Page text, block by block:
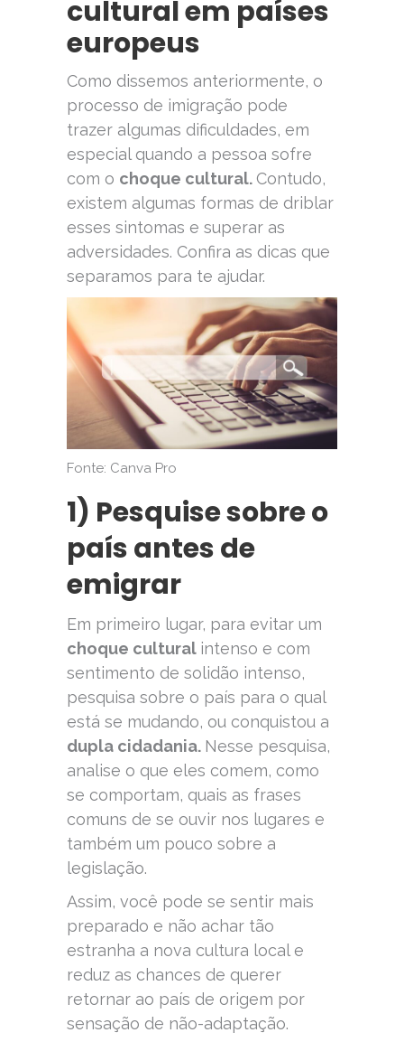
cultural em países
europeus
Como dissemos anteriormente, o
processo de imigração pode
trazer algumas dificuldades, em
especial quando a pessoa sofre
com o choque cultural. Contudo,
existem algumas formas de driblar
esses sintomas e superar as
adversidades. Confira as dicas que
separamos para te ajudar.
Fonte: Canva Pro
1) Pesquise sobre o
país antes de
emigrar
Em primeiro lugar, para evitar um
choque cultural intenso e com
sentimento de solidão intenso,
pesquisa sobre o país para o qual
está se mudando, ou conquistou a
dupla cidadania. Nesse pesquisa,
analise o que eles comem, como
se comportam, quais as frases
comuns de se ouvir nos lugares e
também um pouco sobre a
legislação.
Assim, você pode se sentir mais
preparado e não achar tão
estranha a nova cultura local e
reduz as chances de querer
retornar ao país de origem por
sensação de não-adaptação.